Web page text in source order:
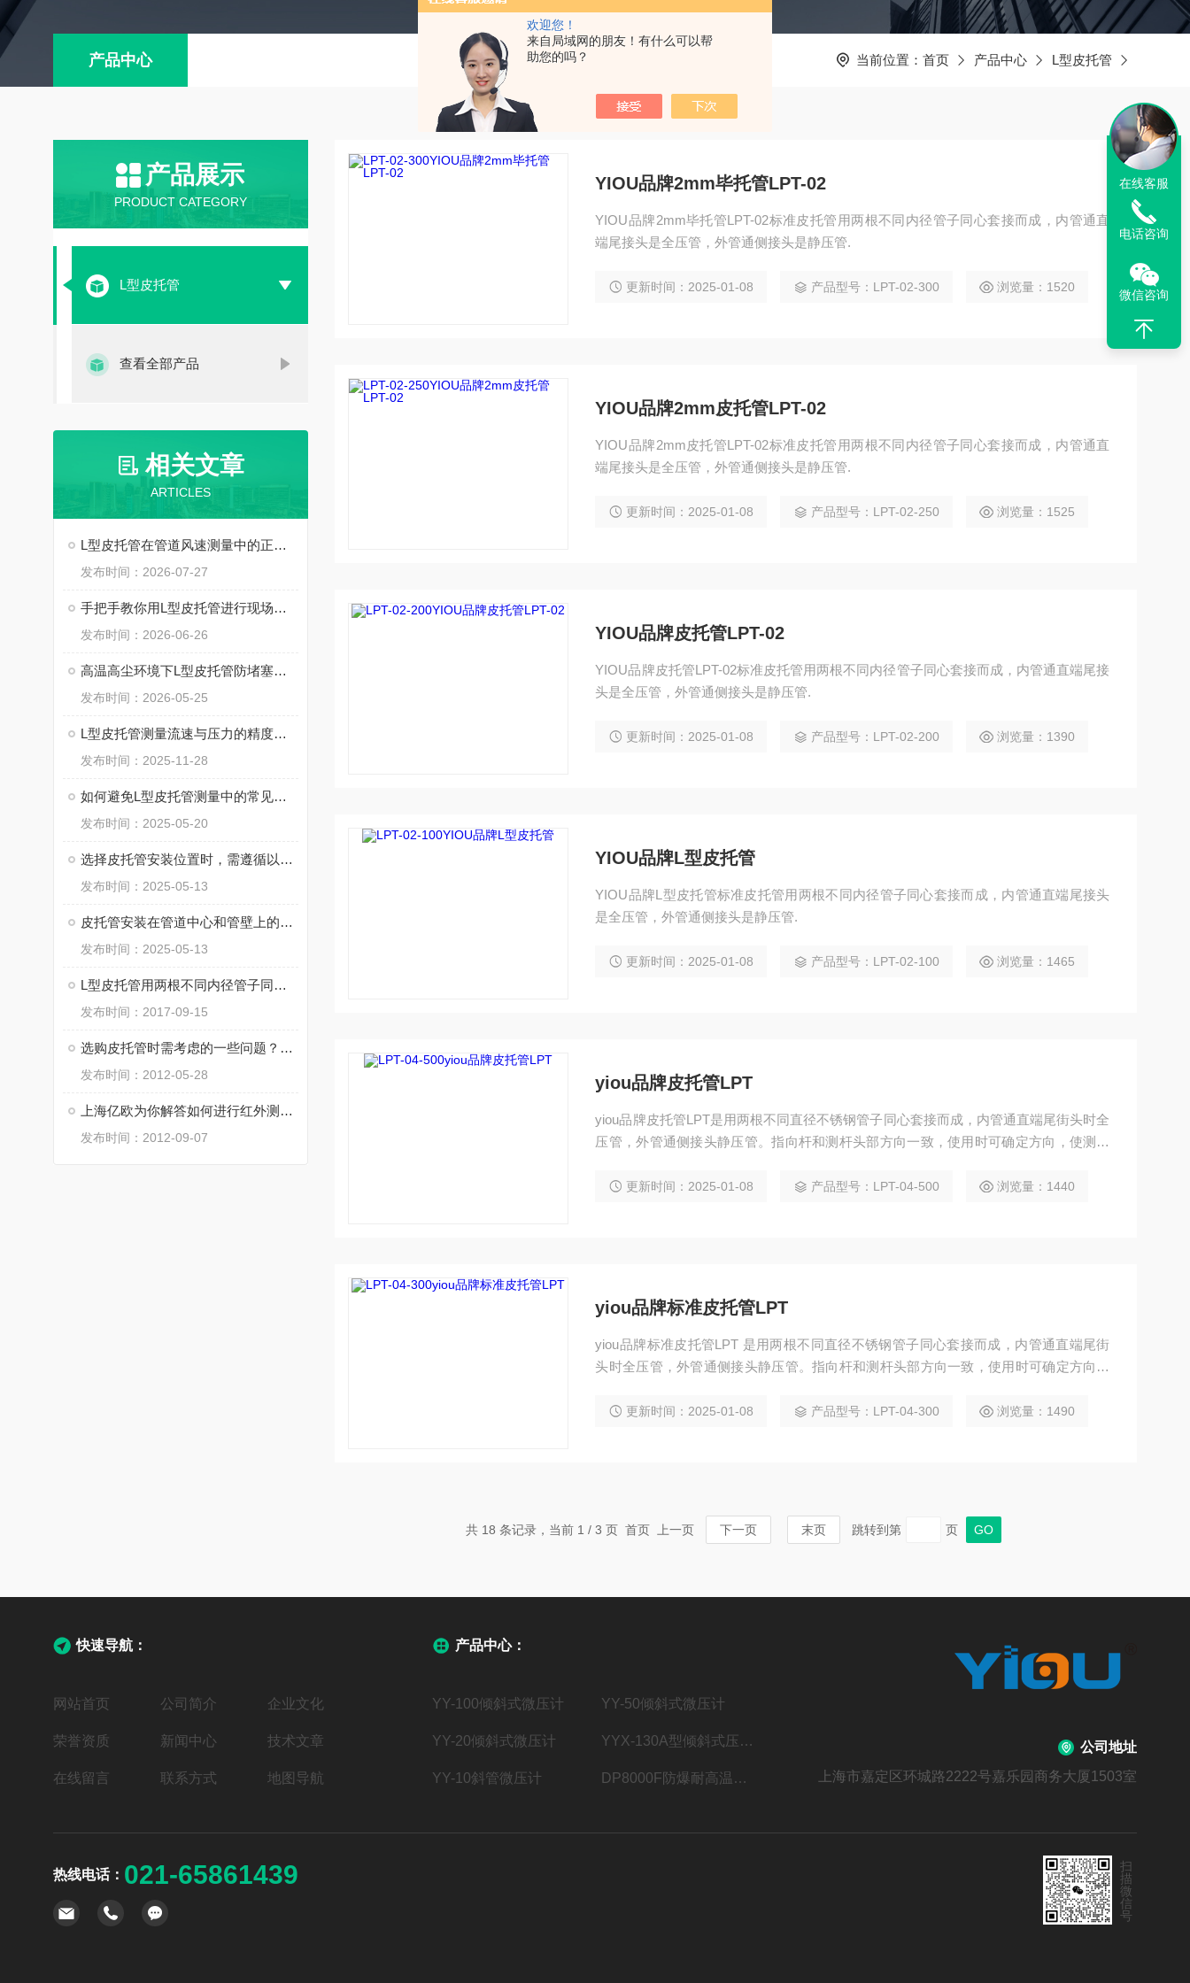
欢迎您！
来自局域网的朋友！有什么可以帮
助您的吗？
产品中心 当前位置： 首页 产品中心 L型皮托管
产品展示
PRODUCT CATEGORY
L型皮托管
查看全部产品
相关文章
ARTICLES
L型皮托管在管道风速测量中的正确朝向
发布时间：2026-07-27
手把手教你用L型皮托管进行现场风速标定与数据采集
发布时间：2026-06-26
高温高尘环境下L型皮托管防堵塞与吹扫方案
发布时间：2026-05-25
L型皮托管测量流速与压力的精度影响因素分析
发布时间：2025-11-28
如何避免L型皮托管测量中的常见错误？
发布时间：2025-05-20
选择皮托管安装位置时，需遵循以下原则以减少流场干扰、提高精度
发布时间：2025-05-13
皮托管安装在管道中心和管壁上的核心区别在于测量点的流体特性和适用场景
发布时间：2025-05-13
L型皮托管用两根不同内径管子同心套接而成
发布时间：2017-09-15
选购皮托管时需考虑的一些问题？或者咨询：021-65861439
发布时间：2012-05-28
上海亿欧为你解答如何进行红外测温仪测温？
发布时间：2012-09-07
YIOU品牌2mm毕托管LPT-02
YIOU品牌2mm毕托管LPT-02标准皮托管用两根不同内径管子同心套接而成，内管通直
端尾接头是全压管，外管通侧接头是静压管.
更新时间：2025-01-08 产品型号：LPT-02-300 浏览量：1520
YIOU品牌2mm皮托管LPT-02
YIOU品牌2mm皮托管LPT-02标准皮托管用两根不同内径管子同心套接而成，内管通直
端尾接头是全压管，外管通侧接头是静压管.
更新时间：2025-01-08 产品型号：LPT-02-250 浏览量：1525
YIOU品牌皮托管LPT-02
YIOU品牌皮托管LPT-02标准皮托管用两根不同内径管子同心套接而成，内管通直端尾接
头是全压管，外管通侧接头是静压管.
更新时间：2025-01-08 产品型号：LPT-02-200 浏览量：1390
YIOU品牌L型皮托管
YIOU品牌L型皮托管标准皮托管用两根不同内径管子同心套接而成，内管通直端尾接头
是全压管，外管通侧接头是静压管.
更新时间：2025-01-08 产品型号：LPT-02-100 浏览量：1465
yiou品牌皮托管LPT
yiou品牌皮托管LPT是用两根不同直径不锈钢管子同心套接而成，内管通直端尾街头时全
压管，外管通侧接头静压管。指向杆和测杆头部方向一致，使用时可确定方向，使测头
更新时间：2025-01-08 产品型号：LPT-04-500 浏览量：1440
yiou品牌标准皮托管LPT
yiou品牌标准皮托管LPT 是用两根不同直径不锈钢管子同心套接而成，内管通直端尾街
头时全压管，外管通侧接头静压管。指向杆和测杆头部方向一致，使用时可确定方向，
更新时间：2025-01-08 产品型号：LPT-04-300 浏览量：1490
共 18 条记录，当前 1 / 3 页 首页 上一页 下一页 末页 跳转到第 页
快速导航：
网站首页 公司简介 企业文化
荣誉资质 新闻中心 技术文章
在线留言 联系方式 地图导航
产品中心：
YY-100倾斜式微压计 YY-50倾斜式微压计
YY-20倾斜式微压计 YYX-130A型倾斜式压力计
YY-10斜管微压计 DP8000F防爆耐高温防型风速（风量）变送器
公司地址
上海市嘉定区环城路2222号嘉乐园商务大厦1503室
热线电话： 021-65861439
扫
描
微
信
号
在线客服
电话咨询
微信咨询